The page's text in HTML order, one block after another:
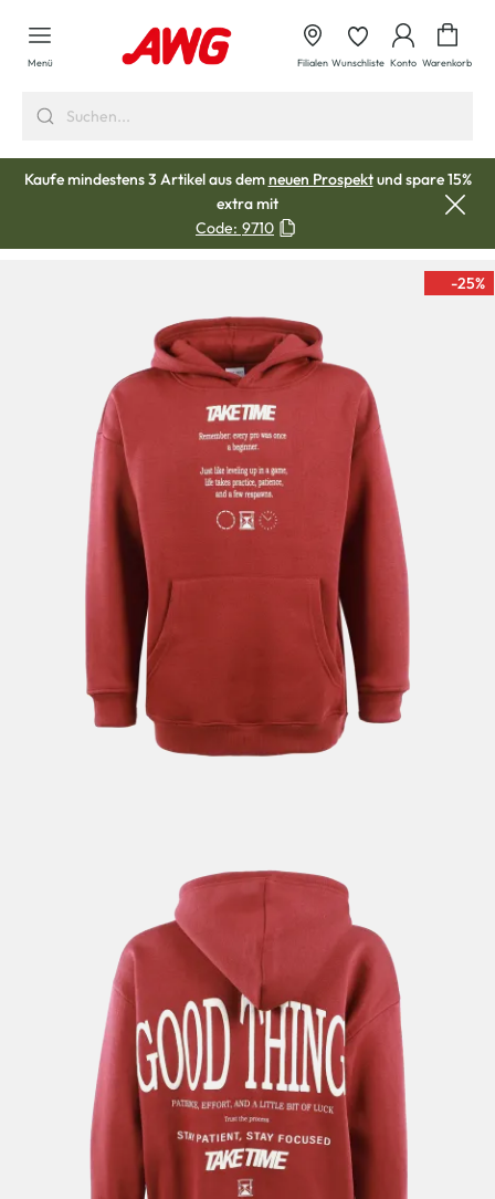
springen
Menü Filialen Wunschliste Konto Warenkorb
Kaufe mindestens 3 Artikel aus demneuen Prospektund spare 15%
extra mit
Code: 9710
-25%